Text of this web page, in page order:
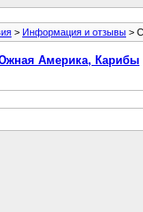
> Информация и отзывы >
Америка, Карибы